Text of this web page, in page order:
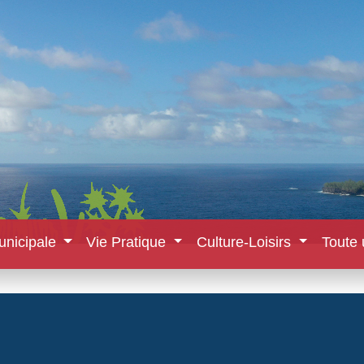
Vie Pratique Culture-Loisirs Toute